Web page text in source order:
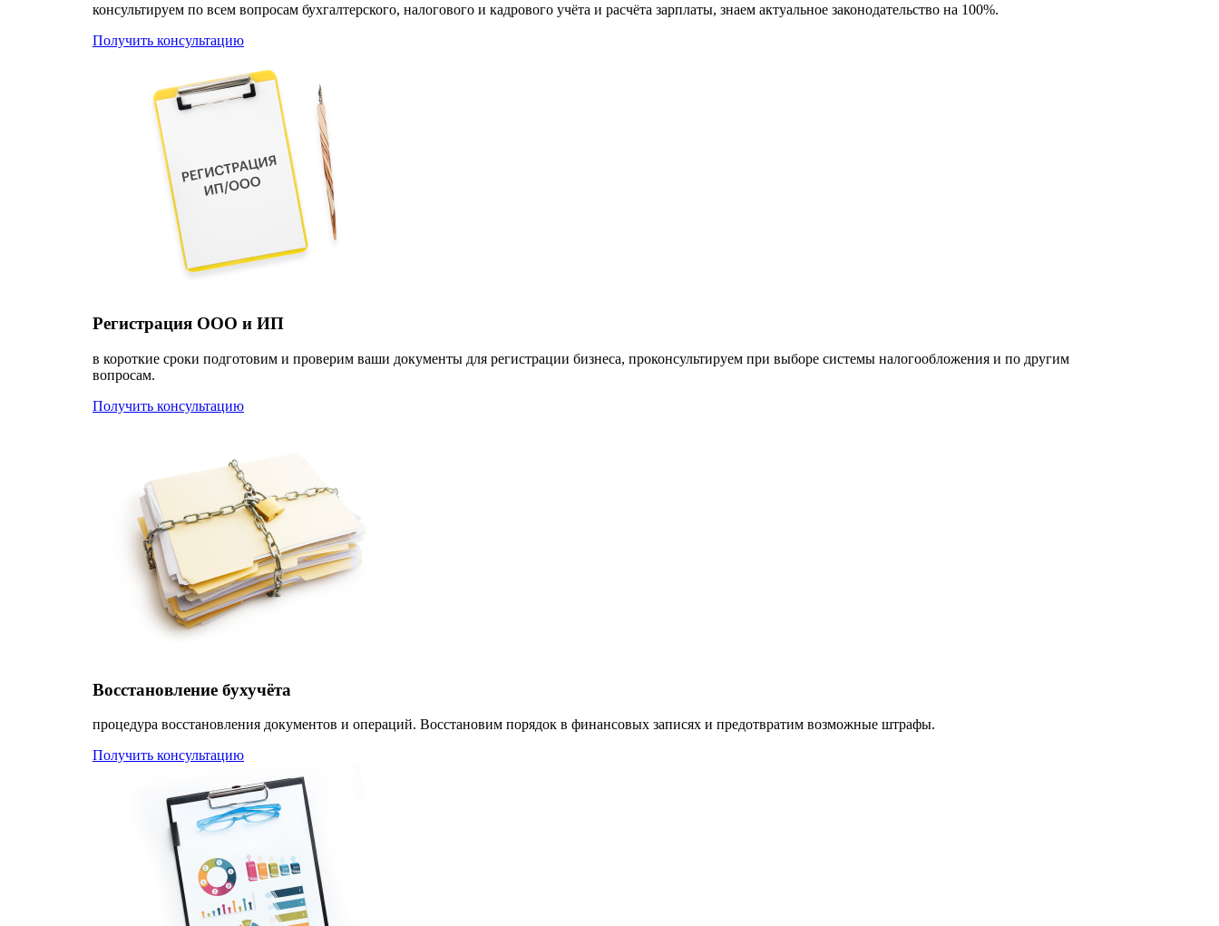
консультируем по всем вопросам бухгалтерского, налогового и кадрового учёта и расчёта зарплаты, знаем актуальное законодательство на 100%.
Получить консультацию
Регистрация ООО и ИП
в короткие сроки подготовим и проверим ваши документы для регистрации бизнеса, проконсультируем при выборе системы налогообложения и по другим
вопросам.
Получить консультацию
Восстановление бухучёта
процедура восстановления документов и операций. Восстановим порядок в финансовых записях и предотвратим возможные штрафы.
Получить консультацию